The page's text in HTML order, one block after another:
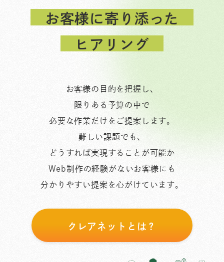
お客様に寄り添った
ヒアリング
お客様の目的を把握し、
限りある予算の中で
必要な作業だけをご提案します。
難しい課題でも、
どうすれば実現することが可能か
Web制作の経験がないお客様にも
分かりやすい提案を心がけています。
クレアネットとは？